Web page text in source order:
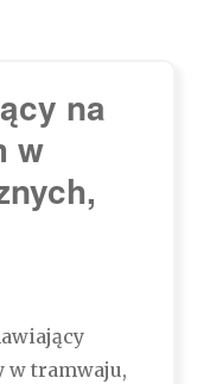
na
w
w tramwaju,